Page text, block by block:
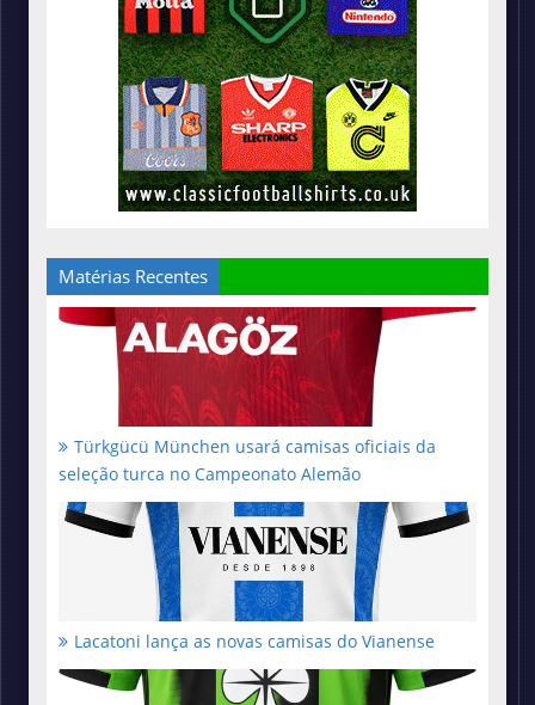
Matérias Recentes
Türkgücü München usará camisas oficiais da
seleção turca no Campeonato Alemão
Lacatoni lança as novas camisas do Vianense